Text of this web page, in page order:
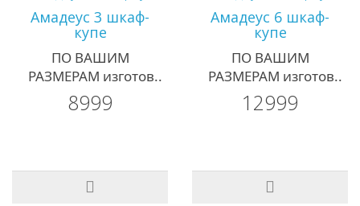
Амадеус 3 шкаф-
купе
ПО ВАШИМ
РАЗМЕРАМ изготов..
8999
Амадеус 6 шкаф-
купе
ПО ВАШИМ
РАЗМЕРАМ изготов..
12999